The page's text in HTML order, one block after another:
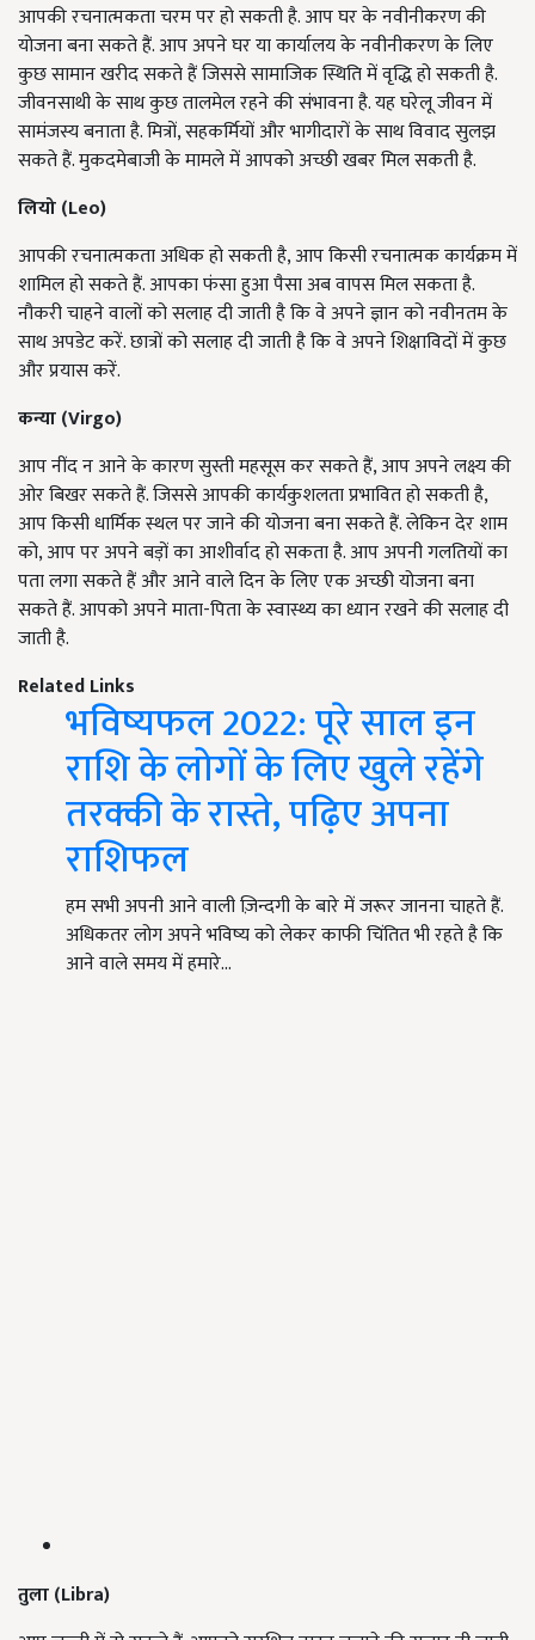
आपकी रचनात्मकता चरम पर हो सकती है. आप घर के नवीनीकरण की
योजना बना सकते हैं. आप अपने घर या कार्यालय के नवीनीकरण के लिए
कुछ सामान खरीद सकते हैं जिससे सामाजिक स्थिति में वृद्धि हो सकती है.
जीवनसाथी के साथ कुछ तालमेल रहने की संभावना है. यह घरेलू जीवन में
सामंजस्य बनाता है. मित्रों, सहकर्मियों और भागीदारों के साथ विवाद सुलझ
सकते हैं. मुकदमेबाजी के मामले में आपको अच्छी खबर मिल सकती है.
लियो (Leo)
आपकी रचनात्मकता अधिक हो सकती है, आप किसी रचनात्मक कार्यक्रम में
शामिल हो सकते हैं. आपका फंसा हुआ पैसा अब वापस मिल सकता है.
नौकरी चाहने वालों को सलाह दी जाती है कि वे अपने ज्ञान को नवीनतम के
साथ अपडेट करें. छात्रों को सलाह दी जाती है कि वे अपने शिक्षाविदों में कुछ
और प्रयास करें.
कन्या (Virgo)
आप नींद न आने के कारण सुस्ती महसूस कर सकते हैं, आप अपने लक्ष्य की
ओर बिखर सकते हैं. जिससे आपकी कार्यकुशलता प्रभावित हो सकती है,
आप किसी धार्मिक स्थल पर जाने की योजना बना सकते हैं. लेकिन देर शाम
को, आप पर अपने बड़ों का आशीर्वाद हो सकता है. आप अपनी गलतियों का
पता लगा सकते हैं और आने वाले दिन के लिए एक अच्छी योजना बना
सकते हैं. आपको अपने माता-पिता के स्वास्थ्य का ध्यान रखने की सलाह दी
जाती है.
Related Links
भविष्यफल 2022: पूरे साल इन
राशि के लोगों के लिए खुले रहेंगे
तरक्की के रास्ते, पढ़िए अपना
राशिफल
हम सभी अपनी आने वाली ज़िन्दगी के बारे में जरूर जानना चाहते हैं.
अधिकतर लोग अपने भविष्य को लेकर काफी चिंतित भी रहते है कि
आने वाले समय में हमारे…
तुला (Libra)